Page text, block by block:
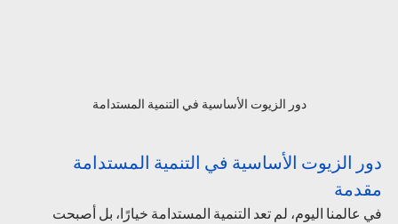
دور الزيوت الأساسية في التنمية المستدامة
دور الزيوت الأساسية في التنمية المستدامة
مقدمة
في عالمنا اليوم، لم تعد التنمية المستدامة خيارًا، بل أصبحت